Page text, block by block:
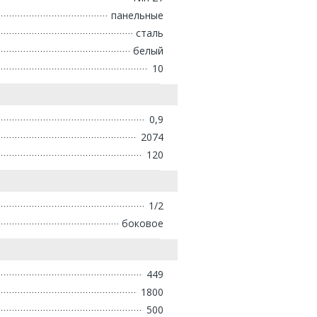
панельные
сталь
белый
10
0,9
2074
120
1/2
боковое
449
1800
500